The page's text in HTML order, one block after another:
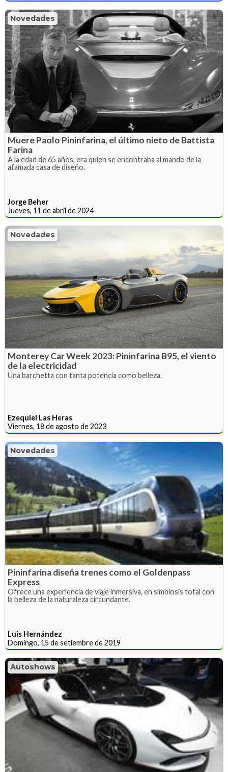
Novedades
Muere Paolo Pininfarina, el último nieto de Battista
Farina
A la edad de 65 años, era quien se encontraba al mando de la
afamada casa de diseño.
Jorge Beher
Jueves, 11 de abril de 2024
Novedades
Monterey Car Week 2023: Pininfarina B95, el viento
de la electricidad
Una barchetta con tanta potencia como belleza.
Ezequiel Las Heras
Viernes, 18 de agosto de 2023
Novedades
Pininfarina diseña trenes como el Goldenpass
Express
Ofrece una experiencia de viaje inmersiva, en simbiosis total con
la belleza de la naturaleza circundante.
Luis Hernández
Domingo, 15 de setiembre de 2019
Autoshows